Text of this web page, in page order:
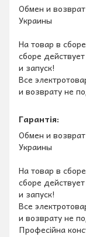
Обмен и
Украины
На товар в
сборе
и запуск!
Все
и возврату не
Гарантія:
Обмен и
Украины
На товар в
сборе
и запуск!
Все
и возврату не
Професійна